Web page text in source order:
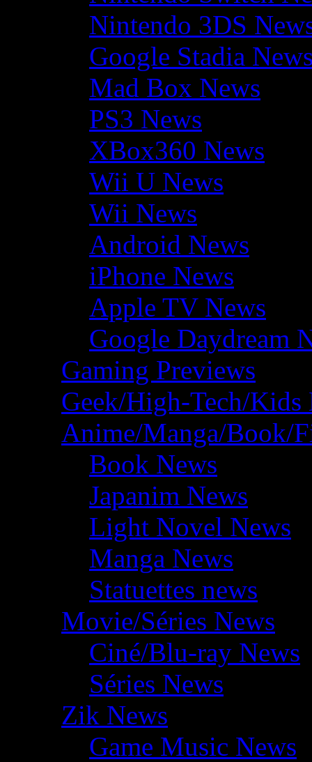
Nintendo 3DS
Google Stadia
Mad Box News
PS3 News
XBox360 News
Wii U News
Wii News
Android News
iPhone News
Apple TV News
Google Daydream
Gaming Previews
Geek/High-Tech/Kids
Anime/Manga/Book/
Book News
Japanim News
Light Novel News
Manga News
Statuettes news
Movie/Séries News
Ciné/Blu-ray News
Séries News
Zik News
Game Music News